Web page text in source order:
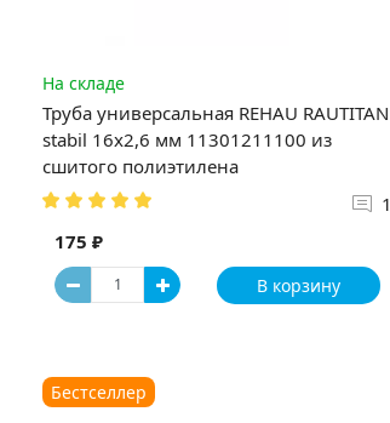
На складе
Труба универсальная REHAU RAUTITAN
stabil 16х2,6 мм 11301211100 из
сшитого полиэтилена
1
175 ₽
В корзину
Бестселлер